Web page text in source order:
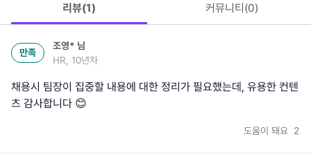
리뷰(1) 커뮤니티(0)
만족
조영* 님
HR, 10년차
채용시 팀장이 집중할 내용에 대한 정리가 필요했는데, 유용한 컨텐
츠 감사합니다 😊
도움이 돼요 2